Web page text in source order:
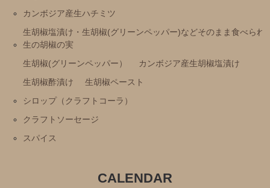
カンボジア産生ハチミツ
生胡椒塩漬け・生胡椒(グリーンペッパー)などそのまま食べられ
生の胡椒の実
生胡椒(グリーンペッパー）
カンボジア産生胡椒塩漬け
生胡椒酢漬け
生胡椒ペースト
シロップ（クラフトコーラ）
クラフトソーセージ
スパイス
CALENDAR